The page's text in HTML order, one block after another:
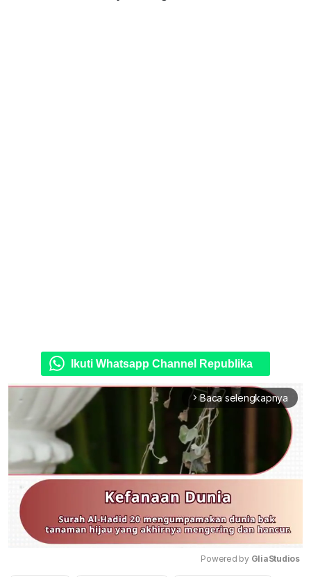
Ikuti Whatsapp Channel Republika
arrow_forward_ios Baca selengkapnya
Powered by GliaStudios